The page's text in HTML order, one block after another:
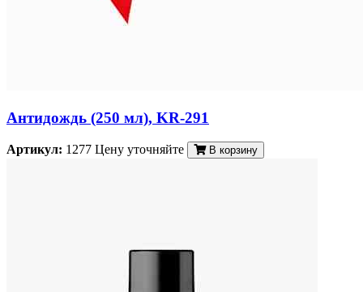
Антидождь (250 мл), KR-291
Артикул: 1277 Цену уточняйте В корзину